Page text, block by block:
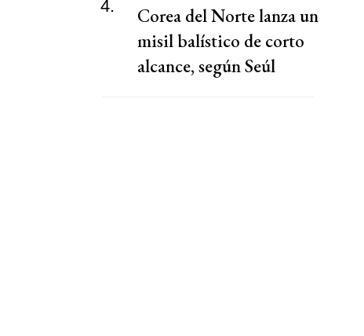
4.
Corea del Norte lanza un
misil balístico de corto
alcance, según Seúl